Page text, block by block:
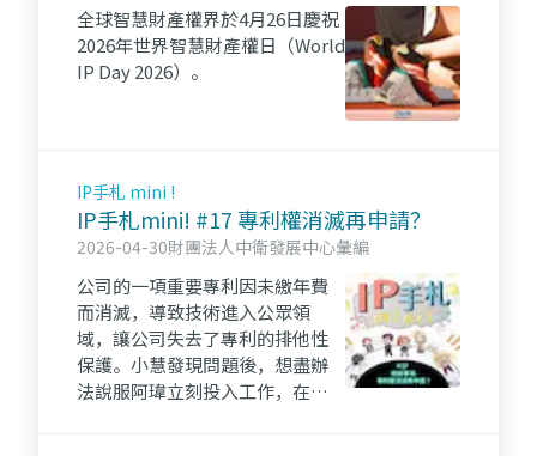
全球智慧財產權界於4月26日慶祝
2026年世界智慧財產權日（World
IP Day 2026）。
IP手札 mini !
IP手札mini! #17 專利權消滅再申請？
2026-04-30財團法人中衛發展中心彙編
公司的一項重要專利因未繳年費
而消滅，導致技術進入公眾領
域，讓公司失去了專利的排他性
保護。小慧發現問題後，想盡辦
法說服阿瑋立刻投入工作，在舊